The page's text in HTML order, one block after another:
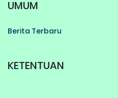
UMUM
Berita Terbaru
KETENTUAN